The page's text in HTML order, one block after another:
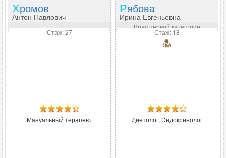
Хромов
Антон Павлович
Стаж: 27
Мануальный терапевт
Рябова
Ирина Евгеньевна
Врач первой категории
Стаж: 18
Диетолог, Эндокринолог